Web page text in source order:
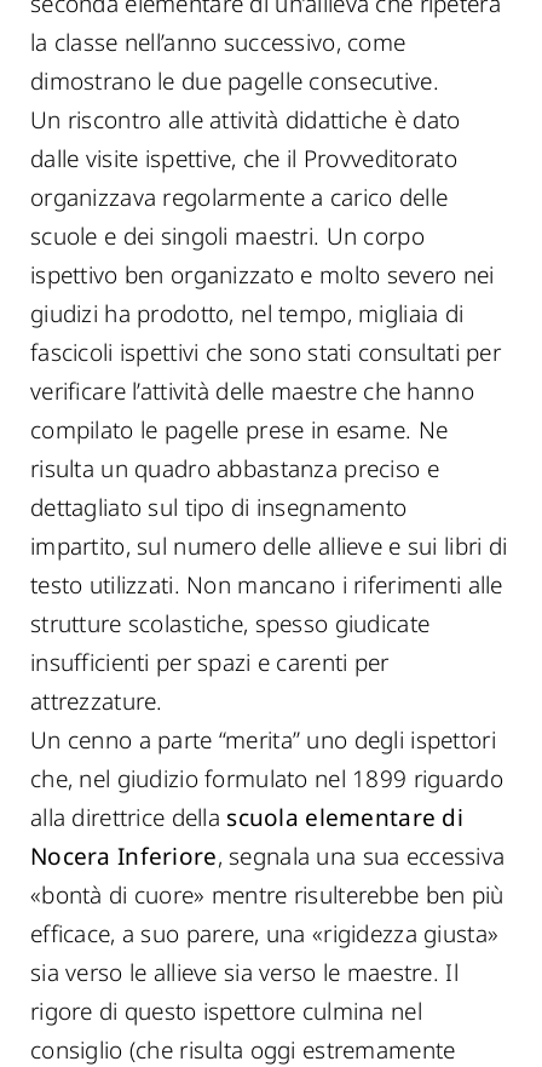
la classe nell’anno successivo, come
dimostrano le due pagelle consecutive.
Un riscontro alle attività didattiche è dato
dalle visite ispettive, che il Provveditorato
organizzava regolarmente a carico delle
scuole e dei singoli maestri. Un corpo
ispettivo ben organizzato e molto severo nei
giudizi ha prodotto, nel tempo, migliaia di
fascicoli ispettivi che sono stati consultati per
verificare l’attività delle maestre che hanno
compilato le pagelle prese in esame. Ne
risulta un quadro abbastanza preciso e
dettagliato sul tipo di insegnamento
impartito, sul numero delle allieve e sui libri di
testo utilizzati. Non mancano i riferimenti alle
strutture scolastiche, spesso giudicate
insufficienti per spazi e carenti per
attrezzature.
Un cenno a parte “merita” uno degli ispettori
che, nel giudizio formulato nel 1899 riguardo
alla direttrice della scuola elementare di
Nocera Inferiore, segnala una sua eccessiva
«bontà di cuore» mentre risulterebbe ben più
efficace, a suo parere, una «rigidezza giusta»
sia verso le allieve sia verso le maestre. Il
rigore di questo ispettore culmina nel
consiglio (che risulta oggi estremamente